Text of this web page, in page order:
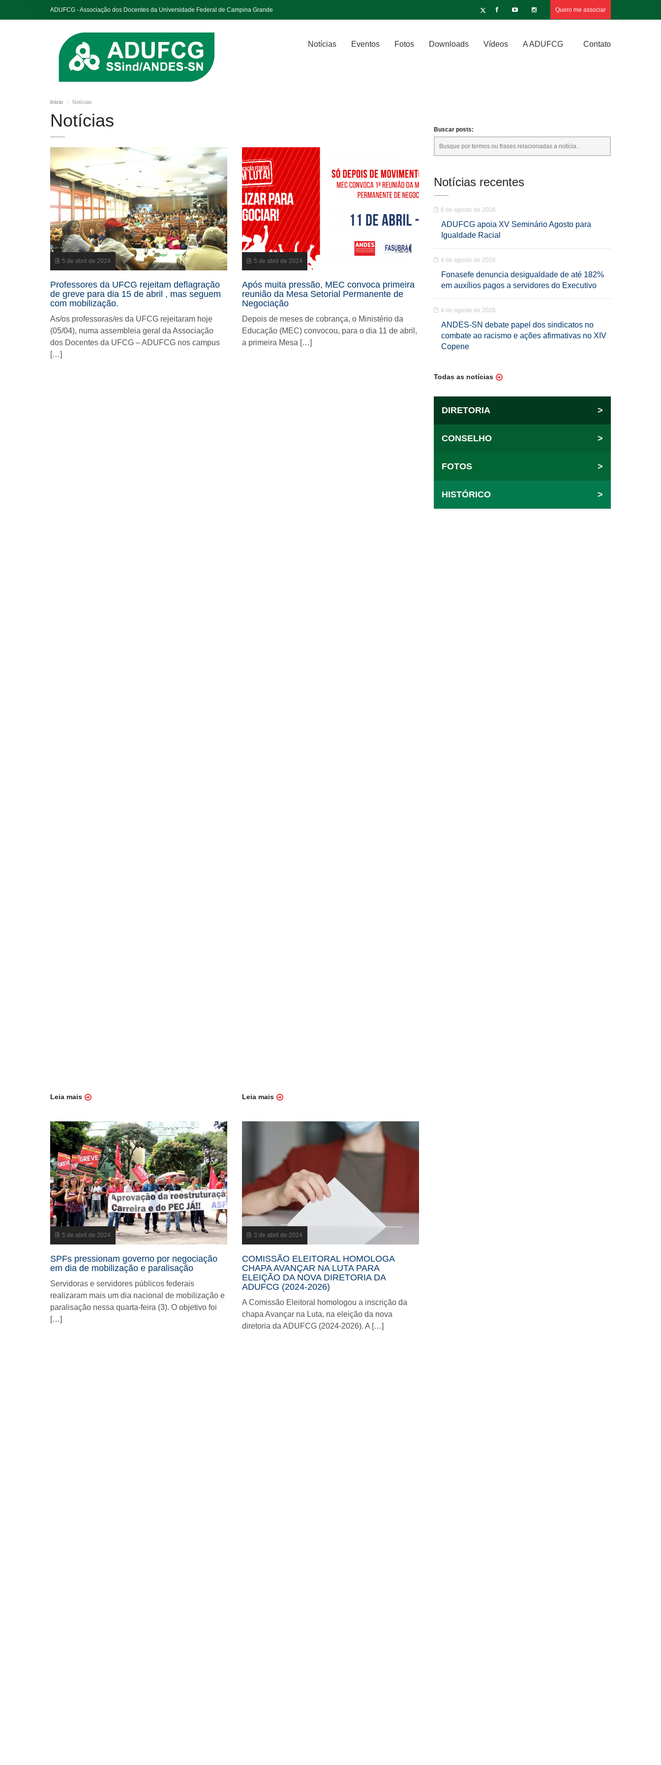
ADUFCG - Associação dos Docentes da Universidade Federal de Campina Grande Quero me associar
Notícias Eventos Fotos Downloads Vídeos A ADUFCG Contato
Início Notícias
Notícias
5 de abril de 2024
Professores da UFCG rejeitam deflagração
de greve para dia 15 de abril , mas seguem
com mobilização.
As/os professoras/es da UFCG rejeitaram hoje
(05/04), numa assembleia geral da Associação
dos Docentes da UFCG – ADUFCG nos campus
[…]
Leia mais
5 de abril de 2024
Após muita pressão, MEC convoca primeira
reunião da Mesa Setorial Permanente de
Negociação
Depois de meses de cobrança, o Ministério da
Educação (MEC) convocou, para o dia 11 de abril,
a primeira Mesa […]
Leia mais
5 de abril de 2024
SPFs pressionam governo por negociação
em dia de mobilização e paralisação
Servidoras e servidores públicos federais
realizaram mais um dia nacional de mobilização e
paralisação nessa quarta-feira (3). O objetivo foi
[…]
3 de abril de 2024
COMISSÃO ELEITORAL HOMOLOGA
CHAPA AVANÇAR NA LUTA PARA
ELEIÇÃO DA NOVA DIRETORIA DA
ADUFCG (2024-2026)
A Comissão Eleitoral homologou a inscrição da
chapa Avançar na Luta, na eleição da nova
diretoria da ADUFCG (2024-2026). A […]
Buscar posts:
Notícias recentes
6 de agosto de 2026
ADUFCG apoia XV Seminário Agosto para
Igualdade Racial
4 de agosto de 2026
Fonasefe denuncia desigualdade de até 182%
em auxílios pagos a servidores do Executivo
4 de agosto de 2026
ANDES-SN debate papel dos sindicatos no
combate ao racismo e ações afirmativas no XIV
Copene
Todas as notícias
DIRETORIA >
CONSELHO >
FOTOS >
HISTÓRICO >